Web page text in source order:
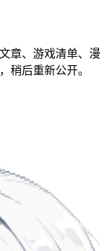
章、游戏清单、漫
稍后重新公开。